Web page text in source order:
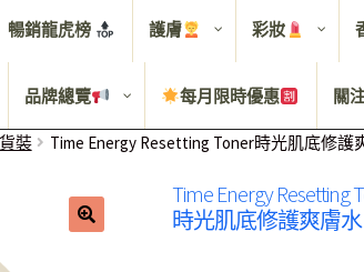
暢銷龍虎榜 護膚 彩妝
品牌總覽 每月限時優惠 關
裝 Time Energy Resetting Toner時光肌底修護
Time Energy Resetting
時光肌底修護爽膚水